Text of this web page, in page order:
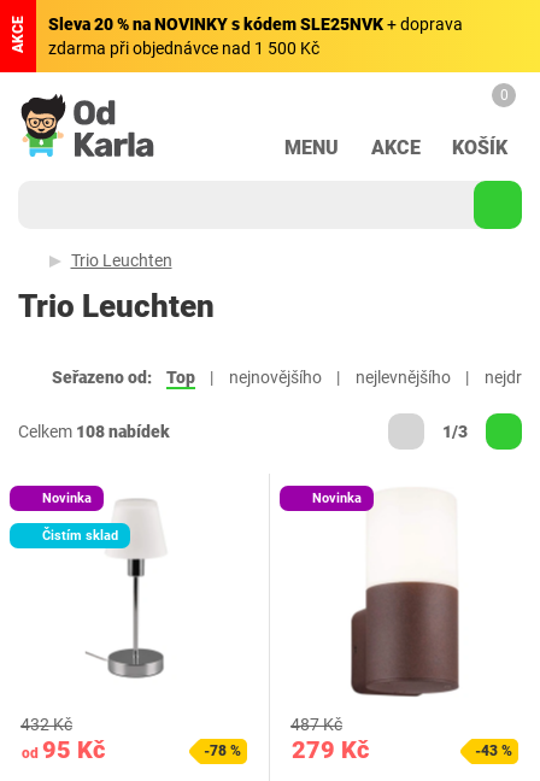
AKCE Sleva 20 % na NOVINKY s kódem SLE25NVK+ doprava
zdarma při objednávce nad 1 500 Kč
MENU AKCE
0
KOŠÍK
Trio Leuchten
Trio Leuchten
Seřazeno od: Top nejnovějšího nejlevnějšího
Celkem 108 nabídek 1/3
Novinka
Čistím sklad
od 95 Kč
432 Kč
-78 %
Novinka
279 Kč
487 Kč
-43 %